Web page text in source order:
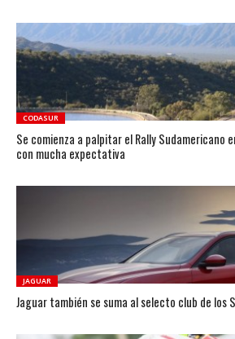
CODASUR
Se comienza a palpitar el Rally Sudamericano
con mucha expectativa
JAGUAR
Jaguar también se suma al selecto club de los